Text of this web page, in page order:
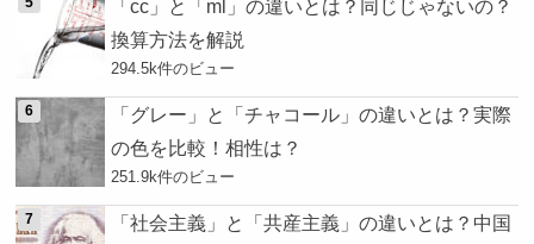
「cc」と「ml」の違いとは？同じじゃないの？
換算方法を解説
294.5k件のビュー
「グレー」と「チャコール」の違いとは？実際
の色を比較！相性は？
251.9k件のビュー
「社会主義」と「共産主義」の違いとは？中国